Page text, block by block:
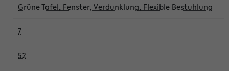
Grüne Tafel, Fenster, Verdunklung, Flexible Bestuhlung
7
52